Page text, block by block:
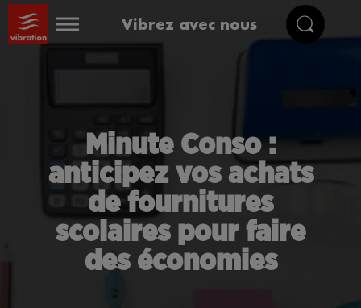
Vibrez avec nous
Minute Conso :
anticipez vos achats
de fournitures
scolaires pour faire
des économies